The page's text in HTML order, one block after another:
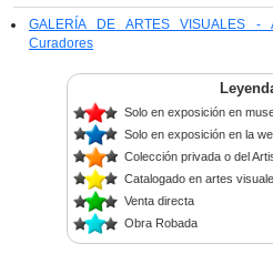
GALERÍA DE ARTES VISUALES -
Curadores
Solo en exposición en
Solo en exposición en la
Colección privada o del
Catalogado en artes
Venta directa
Obra Robada